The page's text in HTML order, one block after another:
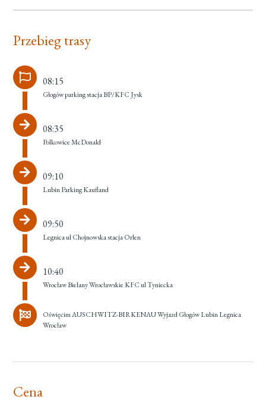
Przebieg trasy
08:15
Głogów parking stacja BP/KFC Jysk
08:35
Polkowice McDonald
09:10
Lubin Parking Kaufland
09:50
Legnica ul Chojnowska stacja Orlen
10:40
Wrocław Bielany Wrocławskie KFC ul Tyniecka
Oświęcim AUSCHWITZ-BIRKENAU Wyjazd Głogów Lubin Legnica
Wrocław
Cena